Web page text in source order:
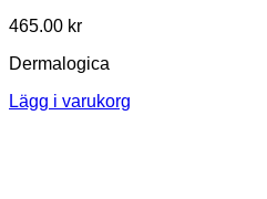
465.00 kr
Dermalogica
Lägg i varukorg